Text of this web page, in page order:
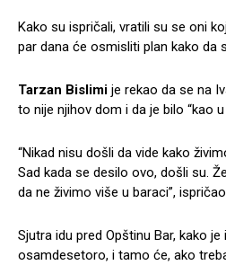
Kako su ispričali, vratili su se oni
par dana će osmisliti plan kako da
Tarzan Bislimi je rekao da se na
to nije njihov dom i da je bilo “kao
“Nikad nisu došli da vide kako
Sad kada se desilo ovo, došli su.
da ne živimo više u baraci”,
Sjutra idu pred Opštinu Bar, kako je
osamdesetoro, i tamo će, ako